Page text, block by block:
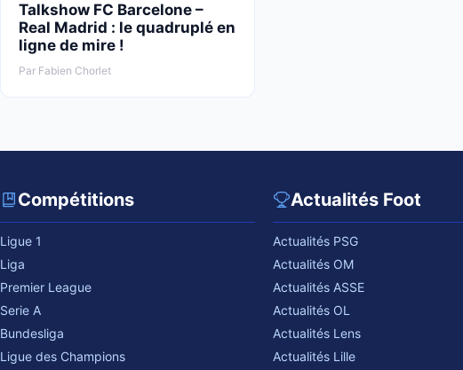
Talkshow FC Barcelone –
Real Madrid : le quadruplé en
ligne de mire !
Par Fabien Chorlet
Compétitions
Ligue 1
Liga
Premier League
Serie A
Bundesliga
Ligue des Champions
Actualités Foot
Actualités PSG
Actualités OM
Actualités ASSE
Actualités OL
Actualités Lens
Actualités Lille